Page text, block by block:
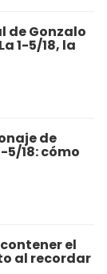
de Gonzalo
1-5/18, la
de
5/18: cómo
el
al recordar